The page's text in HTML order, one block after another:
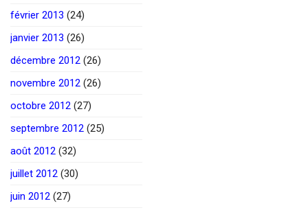
février 2013 (24)
janvier 2013 (26)
décembre 2012 (26)
novembre 2012 (26)
octobre 2012 (27)
septembre 2012 (25)
août 2012 (32)
juillet 2012 (30)
juin 2012 (27)